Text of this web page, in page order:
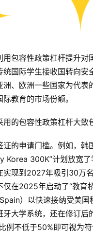
用包容性政策杠杆提升对
统国际学生接收国转向安
洲、欧洲一些国家为代表
教育的市场份额。
的包容性政策杠杆大致
证的申请门槛。例如，韩
Korea 300K”计划放宽
实现到2027年吸引30万
仅在2025年启动了“教育
）以快速接纳受美国
牙大学系统，还在修订后
例不低于50%即可视为